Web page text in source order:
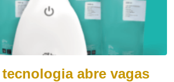
abre vagas